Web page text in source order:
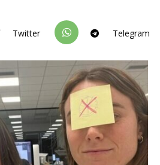
Twitter Telegram